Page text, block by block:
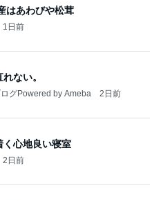
はあわびや松茸
1日前
ない。
グPowered by Ameba 2日前
く心地良い寝室
2日前